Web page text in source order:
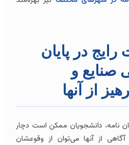
در پایان
و
از آنها
دانشجویان ممکن است دچار
از آنها می‌توان از وقوعشان